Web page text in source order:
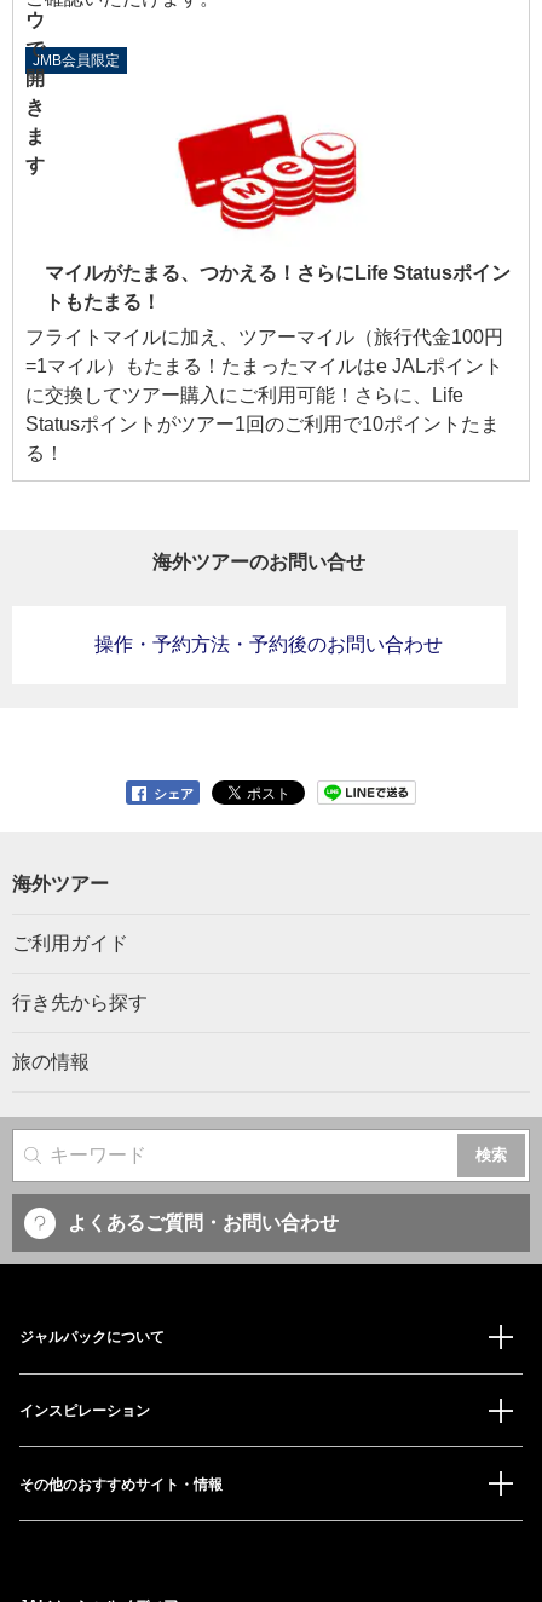
JMB会員限定
マイルがたまる、つかえる！さらにLife Statusポイン
トもたまる！
フライトマイルに加え、ツアーマイル（旅行代金100円
=1マイル）もたまる！たまったマイルはe JALポイント
に交換してツアー購入にご利用可能！さらに、Life
Statusポイントがツアー1回のご利用で10ポイントたま
る！
海外ツアーのお問い合せ
操作・予約方法・予約後のお問い合わせ
シェア
海外ツアー
ご利用ガイド
行き先から探す
旅の情報
サイト内検索
よくあるご質問・お問い合わせ
ジャルパックについて
インスピレーション
その他のおすすめサイト・情報